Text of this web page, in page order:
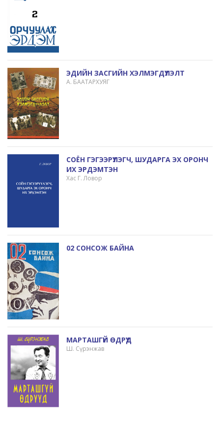
ЭДИЙН ЗАСГИЙН ХЭЛМЭГДҮҮЛЭЛТ
А. БААТАРХУЯГ
СОЁН ГЭГЭЭРҮҮЛЭГЧ, ШУДАРГА ЭХ ОРОНЧ
ИХ ЭРДЭМТЭН
Хас Г. Ловор
02 СОНСОЖ БАЙНА
МАРТАШГҮЙ ӨДРҮҮД
Ш. Сүрэнжав